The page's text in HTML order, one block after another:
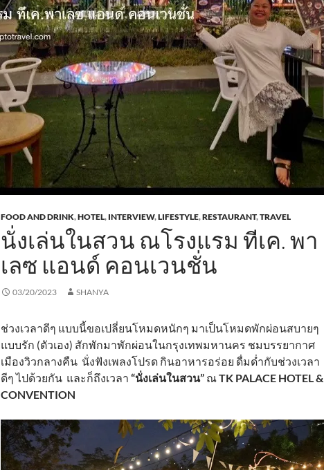
FOOD AND DRINK,HOTEL, INTERVIEW,LIFESTYLE,RESTAURANT,TRAVEL
นั่งเล่นในสวน ณโรงแรม ทีเค. พา
เลซ แอนด์ คอนเวนชั่น
03/20/2023 SHANYA
ช่วงเวลาดีๆ แบบนี้ขอเปลี่ยนโหมดหนักๆ มาเป็นโหมดพักผ่อนสบายๆ
แบบรัก (ตัวเอง) สักพักมาพักผ่อนในกรุงเทพมหานคร ชมบรรยากาศ
เมืองวิวกลางคืน นั่งฟังเพลงโปรด กินอาหารอร่อย ดื่มด่ำกับช่วงเวลา
ดีๆ ไปด้วยกัน และก็ถึงเวลา “นั่งเล่นในสวน” ณTK PALACE HOTEL &
CONVENTION